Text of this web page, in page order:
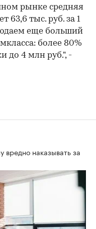
рынке средняя
63,6 тыс. руб. за 1
еще больший
более 80%
до 4 млн руб.", -
вредно наказывать за